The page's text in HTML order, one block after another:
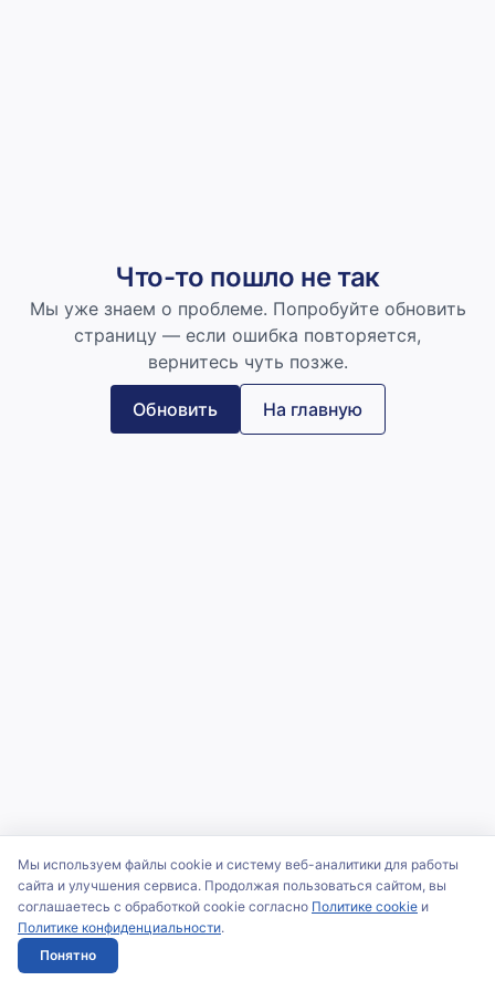
Что-то пошло не так
Мы уже знаем о проблеме. Попробуйте обновить
страницу — если ошибка повторяется,
вернитесь чуть позже.
Обновить На главную
Мы используем файлы cookie и систему веб-аналитики для работы
сайта и улучшения сервиса. Продолжая пользоваться сайтом, вы
соглашаетесь с обработкой cookie согласно Политике cookie и
Политике конфиденциальности.
Понятно